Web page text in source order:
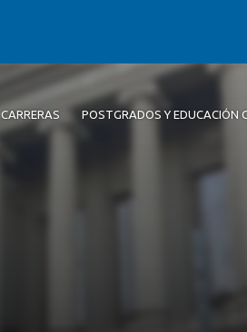
CARRERAS POSTGRADOS Y EDUCACIÓN